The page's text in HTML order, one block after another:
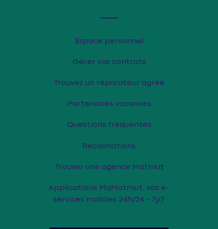
Espace personnel
Gérer vos contrats
Trouvez un réparateur agréé
Partenaires vacances
Questions fréquentes
Réclamations
Trouver une agence Matmut
Applications MaMatmut, vos e-
services mobiles 24h/24 - 7j/7